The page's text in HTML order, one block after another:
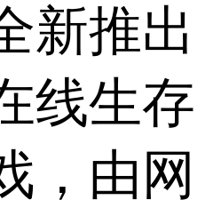
新推出
线生存
，由网